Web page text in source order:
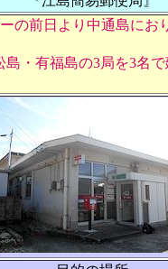
の前日より中通島に
・有福島の3局を3名